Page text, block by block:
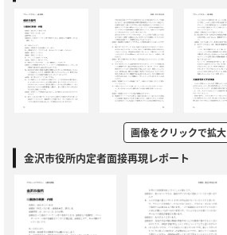
画像をクリックで拡大
金沢市役所内定者面接再現レポート